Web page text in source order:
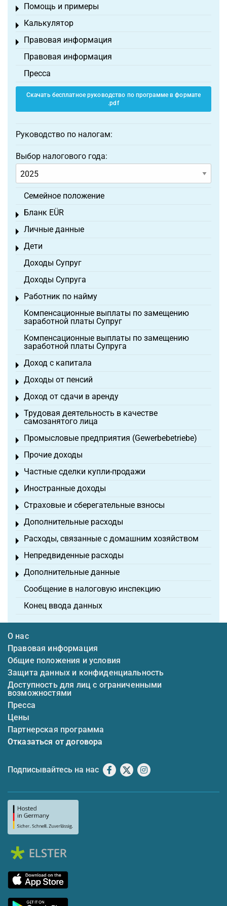
Помощь и примеры
Toggle menu
Калькулятор
Toggle menu
Правовая информация
Toggle menu
Правовая информация
Пресса
Скачать бесплатное руководство по программе в формате
.pdf
Руководство по налогам:
Выбор налогового года:
Семейное положение
Бланк EÜR
Toggle menu
Личные данные
Toggle menu
Дети
Toggle menu
Доходы Супруг
Доходы Супруга
Работник по найму
Toggle menu
Компенсационные выплаты по замещению
заработной платы Супруг
Компенсационные выплаты по замещению
заработной платы Супруга
Доход с капитала
Toggle menu
Доходы от пенсий
Toggle menu
Доход от сдачи в аренду
Toggle menu
Трудовая деятельность в качестве
самозанятого лица
Toggle menu
Промысловые предприятия (Gewerbebetriebe)
Toggle menu
Прочие доходы
Toggle menu
Частные сделки купли-продажи
Toggle menu
Иностранные доходы
Toggle menu
Страховые и сберегательные взносы
Toggle menu
Дополнительные расходы
Toggle menu
Расходы, связанные с домашним хозяйством
Toggle menu
Непредвиденные расходы
Toggle menu
Дополнительные данные
Toggle menu
Сообщение в налоговую инспекцию
Конец ввода данных
О нас
Правовая информация
Общие положения и условия
Защита данных и конфиденциальность
Доступность для лиц с ограниченными
возможностями
Пресса
Цены
Партнерская программа
Отказаться от договора
Подписывайтесь на нас Facebook
X Instagram